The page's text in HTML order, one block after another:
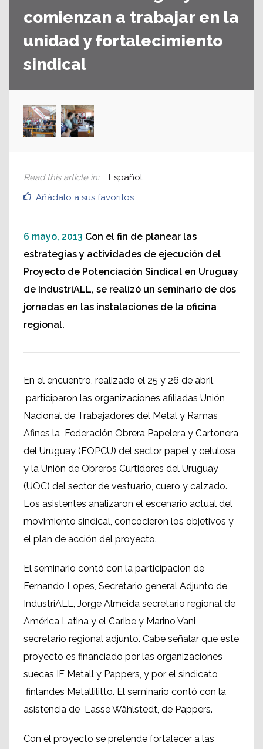
comienzan a trabajar en la
unidad y fortalecimiento
sindical
Añádalo a sus favoritos
Read this article in: Español
6 mayo, 2013 Con el fin de planear las
estrategias y actividades de ejecución del
Proyecto de Potenciación Sindical en Uruguay
de IndustriALL, se realizó un seminario de dos
jornadas en las instalaciones de la oficina
regional.
En el encuentro, realizado el 25 y 26 de abril,
participaron las organizaciones afiliadas Unión
Nacional de Trabajadores del Metal y Ramas
Afines la Federación Obrera Papelera y Cartonera
del Uruguay (FOPCU) del sector papel y celulosa
y la Unión de Obreros Curtidores del Uruguay
(UOC) del sector de vestuario, cuero y calzado.
Los asistentes analizaron el escenario actual del
movimiento sindical, concocieron los objetivos y
el plan de acción del proyecto.
El seminario contó con la participacion de
Fernando Lopes, Secretario general Adjunto de
IndustriALL, Jorge Almeida secretario regional de
América Latina y el Caribe y Marino Vani
secretario regional adjunto. Cabe señalar que este
proyecto es financiado por las organizaciones
suecas IF Metall y Pappers, y por el sindicato
finlandes Metallilitto. El seminario contó con la
asistencia de Lasse Wåhlstedt, de Pappers.
Con el proyecto se pretende fortalecer a las